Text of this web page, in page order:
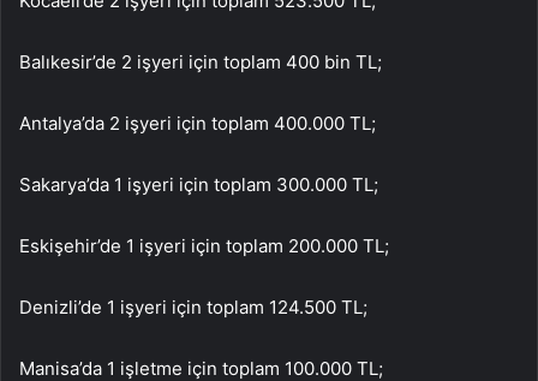
Balıkesir’de 2 işyeri için toplam 400 bin TL;
Antalya’da 2 işyeri için toplam 400.000 TL;
Sakarya’da 1 işyeri için toplam 300.000 TL;
Eskişehir’de 1 işyeri için toplam 200.000 TL;
Denizli’de 1 işyeri için toplam 124.500 TL;
Manisa’da 1 işletme için toplam 100.000 TL;